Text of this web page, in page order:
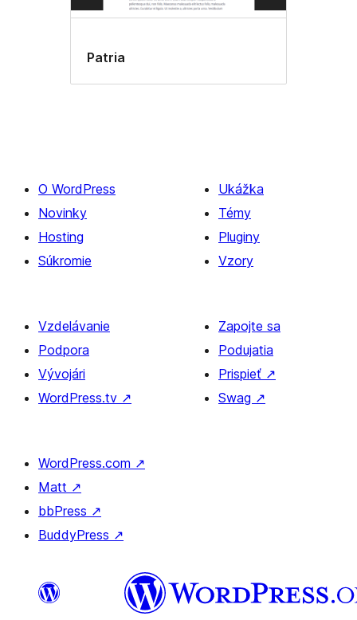
Patria
O WordPress
Novinky
Hosting
Súkromie
Ukážka
Témy
Pluginy
Vzory
Vzdelávanie
Podpora
Vývojári
WordPress.tv ↗
Zapojte sa
Podujatia
Prispieť ↗
Swag ↗
WordPress.com ↗
Matt ↗
bbPress ↗
BuddyPress ↗